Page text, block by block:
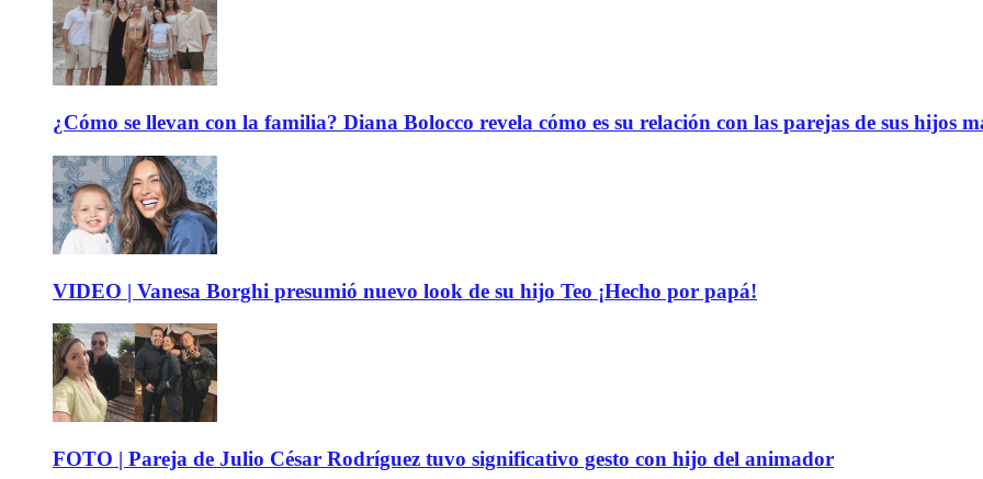
¿Cómo se llevan con la familia? Diana Bolocco revela cómo es su relación con las parejas de sus hijos
VIDEO | Vanesa Borghi presumió nuevo look de su hijo Teo ¡Hecho por papá!
FOTO | Pareja de Julio César Rodríguez tuvo significativo gesto con hijo del animador